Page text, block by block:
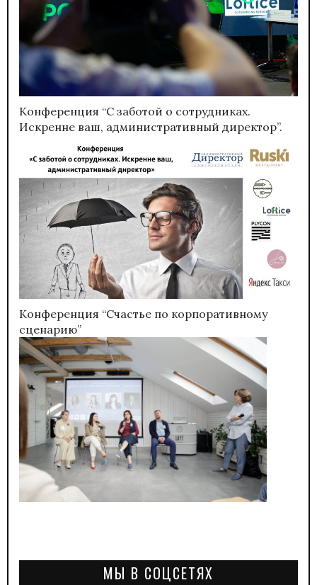
Конференция “С заботой о сотрудниках.
Искренне ваш, административный директор”.
Конференция “Счастье по корпоративному
сценарию”
МЫ В СОЦСЕТЯХ